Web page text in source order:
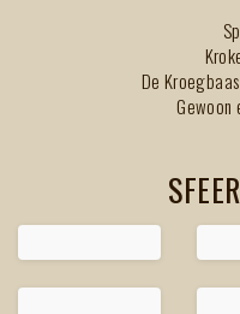
De
Gewoon